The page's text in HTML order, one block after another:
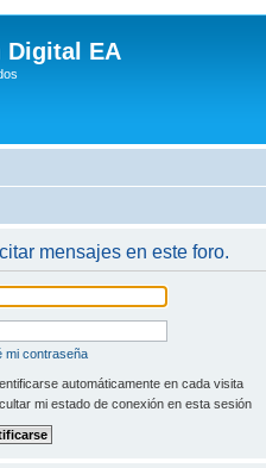
Digital EA
mensajes en este foro.
mi contraseña
automáticamente en cada visita
mi estado de conexión en esta sesión